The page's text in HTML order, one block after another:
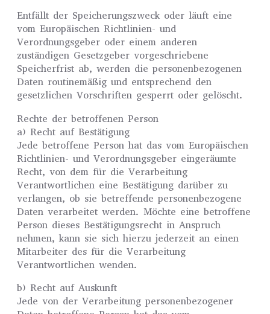
Entfällt der Speicherungszweck oder läuft eine
vom Europäischen Richtlinien- und
Verordnungsgeber oder einem anderen
zuständigen Gesetzgeber vorgeschriebene
Speicherfrist ab, werden die personenbezogenen
Daten routinemäßig und entsprechend den
gesetzlichen Vorschriften gesperrt oder gelöscht.
Rechte der betroffenen Person
a) Recht auf Bestätigung
Jede betroffene Person hat das vom Europäischen
Richtlinien- und Verordnungsgeber eingeräumte
Recht, von dem für die Verarbeitung
Verantwortlichen eine Bestätigung darüber zu
verlangen, ob sie betreffende personenbezogene
Daten verarbeitet werden. Möchte eine betroffene
Person dieses Bestätigungsrecht in Anspruch
nehmen, kann sie sich hierzu jederzeit an einen
Mitarbeiter des für die Verarbeitung
Verantwortlichen wenden.
b) Recht auf Auskunft
Jede von der Verarbeitung personenbezogener